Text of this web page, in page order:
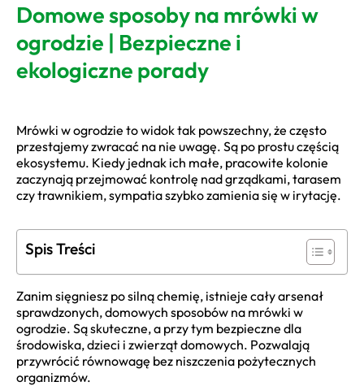
Domowe sposoby na mrówki w
ogrodzie | Bezpieczne i
ekologiczne porady
Mrówki w ogrodzie to widok tak powszechny, że często
przestajemy zwracać na nie uwagę. Są po prostu częścią
ekosystemu. Kiedy jednak ich małe, pracowite kolonie
zaczynają przejmować kontrolę nad grządkami, tarasem
czy trawnikiem, sympatia szybko zamienia się w irytację.
Spis Treści
Zanim sięgniesz po silną chemię, istnieje cały arsenał
sprawdzonych, domowych sposobów na mrówki w
ogrodzie. Są skuteczne, a przy tym bezpieczne dla
środowiska, dzieci i zwierząt domowych. Pozwalają
przywrócić równowagę bez niszczenia pożytecznych
organizmów.